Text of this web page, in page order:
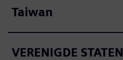
Taiwan
VERENIGDE STATEN